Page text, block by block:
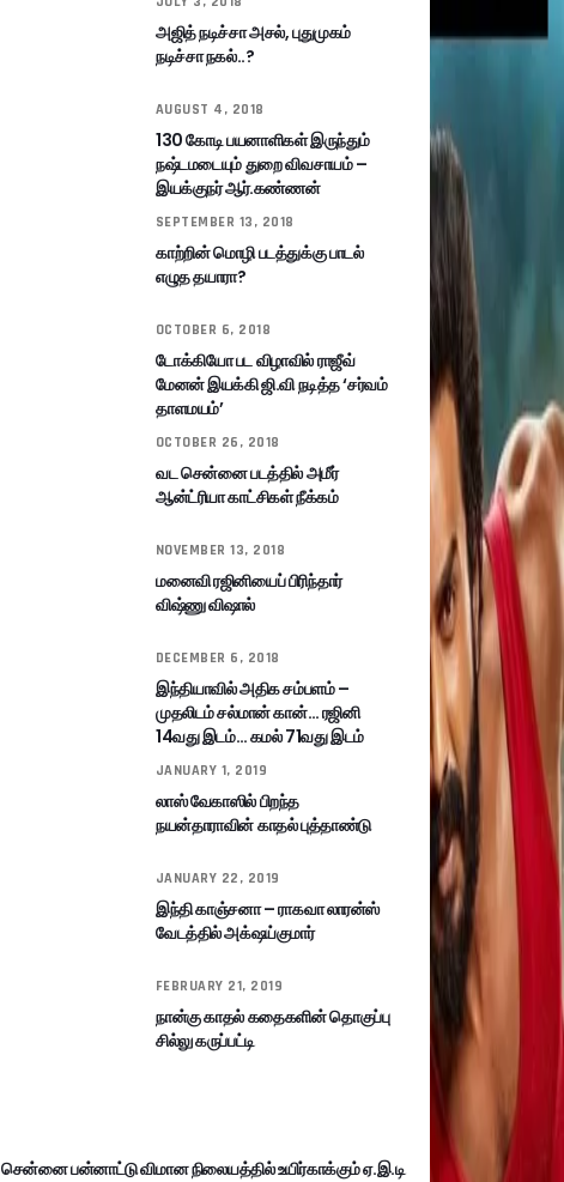
அஜித் நடிச்சா அசல், புதுமுகம்
நடிச்சா நகல்..?
AUGUST 4, 2018
130 கோடி பயனாளிகள் இருந்தும்
நஷ்டமடையும் துறை விவசாயம் –
இயக்குநர் ஆர்.கண்ணன்
SEPTEMBER 13, 2018
காற்றின் மொழி படத்துக்கு பாடல்
எழுத தயாரா?
OCTOBER 6, 2018
டோக்கியோ பட விழாவில் ராஜீவ்
மேனன் இயக்கி ஜி.வி நடித்த ‘சர்வம்
தாளமயம்’
OCTOBER 26, 2018
வட சென்னை படத்தில் அமீர்
ஆன்ட்ரியா காட்சிகள் நீக்கம்
NOVEMBER 13, 2018
மனைவி ரஜினியைப் பிரிந்தார்
விஷ்ணு விஷால்
DECEMBER 6, 2018
இந்தியாவில் அதிக சம்பளம் –
முதலிடம் சல்மான் கான்… ரஜினி
14வது இடம்… கமல் 71வது இடம்
JANUARY 1, 2019
லாஸ் வேகாஸில் பிறந்த
நயன்தாராவின் காதல் புத்தாண்டு
JANUARY 22, 2019
இந்தி காஞ்சனா – ராகவா லாரன்ஸ்
வேடத்தில் அக்‌ஷய்குமார்
FEBRUARY 21, 2019
நான்கு காதல் கதைகளின் தொகுப்பு
சில்லு கருப்பட்டி
சென்னை பன்னாட்டு விமான நிலையத்தில் உயிர்காக்கும் ஏ.இ.டி